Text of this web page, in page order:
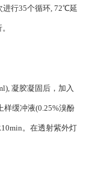
进行35个循环 , 72℃延
凝胶凝固后，加入
上样缓冲液(0.25%溴酚
10min 。在透射紫外灯